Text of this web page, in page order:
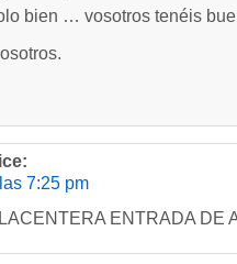
bien … vosotros tenéis
7:25 pm
ENTRADA DE